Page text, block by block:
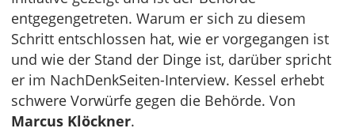
entgegengetreten. Warum er sich zu diesem
Schritt entschlossen hat, wie er vorgegangen ist
und wie der Stand der Dinge ist, darüber spricht
er im NachDenkSeiten-Interview. Kessel erhebt
schwere Vorwürfe gegen die Behörde. Von
Marcus Klöckner.